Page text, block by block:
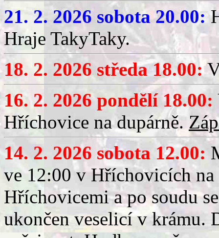
21. 2. 2026 sobota 20.00:
Hraje TakyTaky.
18. 2. 2026 středa 18.00:
16. 2. 2026 pondělí 18.00:
Hříchovice na dupárně.
14. 2. 2026 sobota 12.00:
ve 12:00 v Hříchovicích
Hříchovicemi a po soudu
ukončen veselicí v krámu.